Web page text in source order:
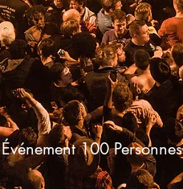
Événement 100 Personnes